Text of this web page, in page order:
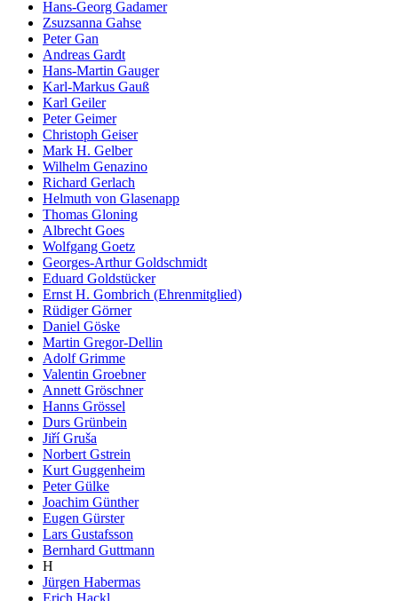
Hans-Georg Gadamer
Zsuzsanna Gahse
Peter Gan
Andreas Gardt
Hans-Martin Gauger
Karl-Markus Gauß
Karl Geiler
Peter Geimer
Christoph Geiser
Mark H. Gelber
Wilhelm Genazino
Richard Gerlach
Helmuth von Glasenapp
Thomas Gloning
Albrecht Goes
Wolfgang Goetz
Georges-Arthur Goldschmidt
Eduard Goldstücker
Ernst H. Gombrich (Ehrenmitglied)
Rüdiger Görner
Daniel Göske
Martin Gregor-Dellin
Adolf Grimme
Valentin Groebner
Annett Gröschner
Hanns Grössel
Durs Grünbein
Jiří Gruša
Norbert Gstrein
Kurt Guggenheim
Peter Gülke
Joachim Günther
Eugen Gürster
Lars Gustafsson
Bernhard Guttmann
H
Jürgen Habermas
Erich Hackl